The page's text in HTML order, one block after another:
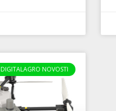
DIGITALAGRO NOVOSTI